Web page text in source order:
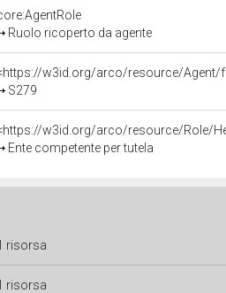
Ruolo ricoperto da agente
w3id.org/arco/resource/Agent/
S279
w3id.org/arco/resource/Role/
Ente competente per tutela
risorsa
risorsa